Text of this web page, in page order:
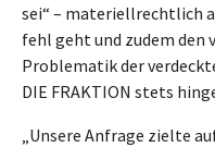
sei“ – materiellrechtlich
fehl geht und zudem den
Problematik der
DIE FRAKTION stets
„Unsere Anfrage zielte